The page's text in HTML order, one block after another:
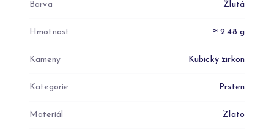
Barva Žlutá
Hmotnost ≈ 2.48 g
Kameny Kubický zirkon
Kategorie Prsten
Materiál Zlato